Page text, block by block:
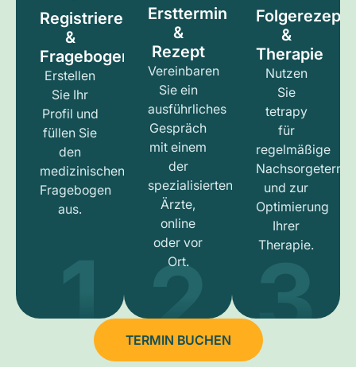
Registrieren
&
Fragebogen
Erstellen
Sie Ihr
Profil und
füllen Sie
den
medizinischen
Fragebogen
aus.
1
Ersttermin
&
Rezept
Vereinbaren
Sie ein
ausführliches
Gespräch
mit einem
der
spezialisierten
Ärzte,
online
oder vor
Ort.
2
Folgerezept
&
Therapie
Nutzen
Sie
tetrapy
für
regelmäßige
und zur
Optimierung
Ihrer
Therapie.
3
TERMIN BUCHEN